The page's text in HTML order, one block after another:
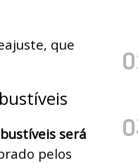
que
será
pelos